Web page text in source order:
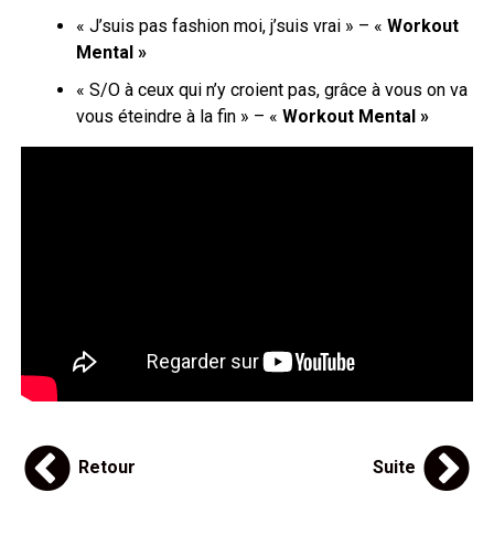
« J’suis pas fashion moi, j’suis vrai » – « Workout
Mental »
« S/O à ceux qui n’y croient pas, grâce à vous on va
vous éteindre à la fin » – « Workout Mental »
Retour Suite